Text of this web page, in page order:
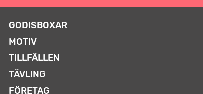
GODISBOXAR
MOTIV
TILLFÄLLEN
TÄVLING
FÖRETAG